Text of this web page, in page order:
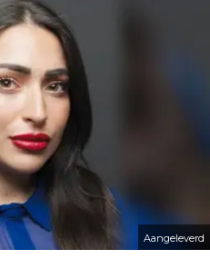
Aangeleverd